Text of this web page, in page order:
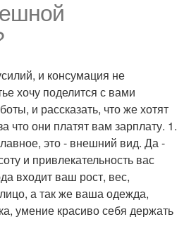
и консумация не
хочу поделится с вами
и рассказать, что же хотят
что они платят вам зарплату. 1.
это - внешний вид. Да -
и привлекательность вас
входит ваш рост, вес,
а так же ваша одежда,
умение красиво себя держать